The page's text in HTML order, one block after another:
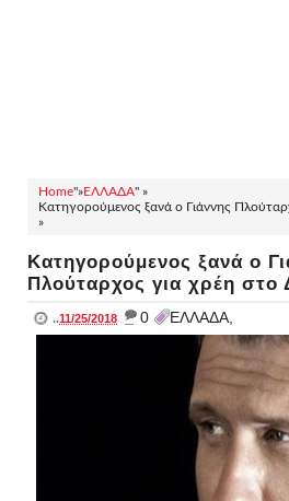
Home"»ΕΛΛΑΔΑ" »
Κατηγορούμενος ξανά ο Γιάννης
»
Κατηγορούμενος ξανά ο
Πλούταρχος για χρέη στο
..11/25/2018 _ 0 ΕΛΛΑΔΑ,